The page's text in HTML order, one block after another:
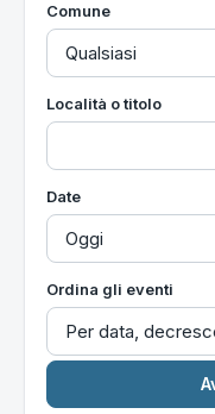
Comune
Località o titolo
Date
Ordina gli eventi